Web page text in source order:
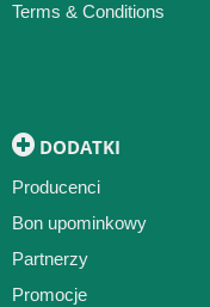
Terms & Conditions
DODATKI
Producenci
Bon upominkowy
Partnerzy
Promocje